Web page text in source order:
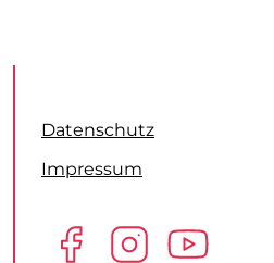
Datenschutz
Impressum